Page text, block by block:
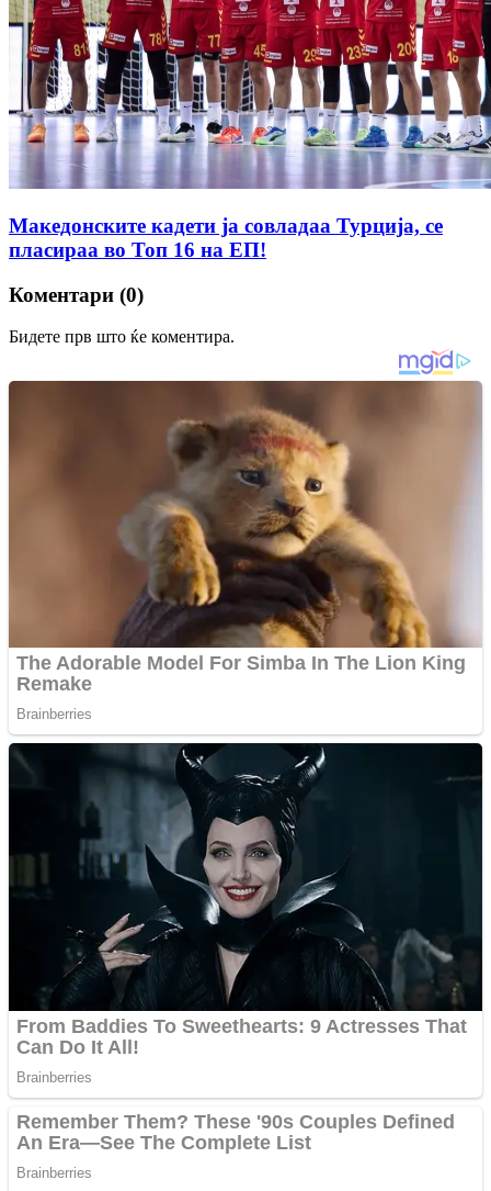
Македонските кадети ја совладаа Турција, се
пласираа во Топ 16 на ЕП!
Коментари (0)
Бидете прв што ќе коментира.